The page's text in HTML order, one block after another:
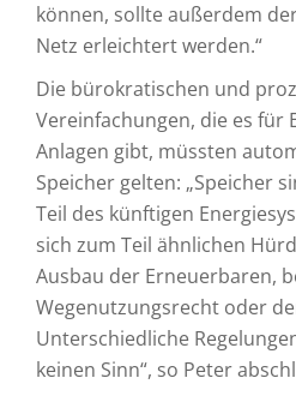
können, sollte außerdem
Netz erleichtert werden.“
Die bürokratischen und
Vereinfachungen, die es für
Anlagen gibt, müssten
Speicher gelten: „Speicher
Teil des künftigen
sich zum Teil ähnlichen
Ausbau der Erneuerbaren,
Wegenutzungsrecht oder
Unterschiedliche
keinen Sinn“, so Peter